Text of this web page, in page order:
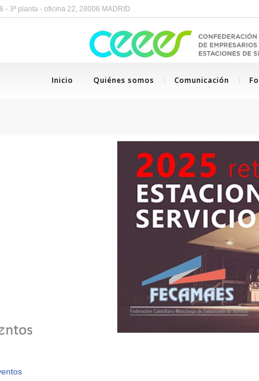
- 3ª planta - oficina 22, 28006 MADRID
Inicio Quiénes somos Comunicación